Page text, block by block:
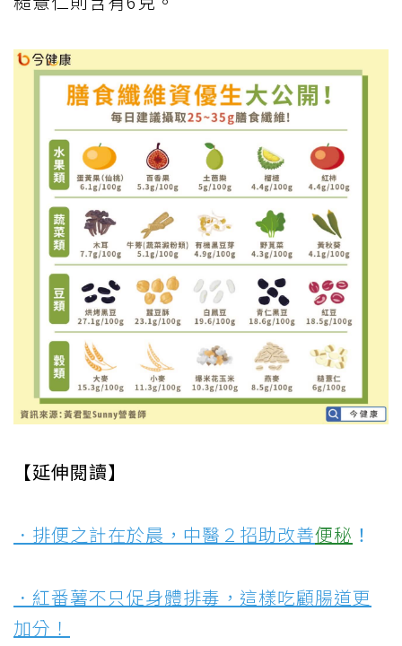
【延伸閱讀】
．排便之計在於晨，中醫２招助改善便秘 ！
．紅番薯不只促身體排毒，這樣吃顧腸道更
加分！